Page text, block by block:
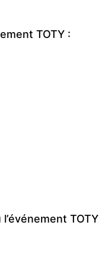
TOTY :
TOTY